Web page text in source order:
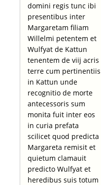
domini regis tunc ibi
presentibus inter
Margaretam filiam
Willelmi petentem et
Wulfyat de Kattun
tenentem de viij acris
terre cum pertinentiis
in Kattun unde
recognitio de morte
antecessoris sum
monita fuit inter eos
in curia prefata
scilicet quod predicta
Margareta remisit et
quietum clamauit
predicto Wulfyat et
heredibus suis totum